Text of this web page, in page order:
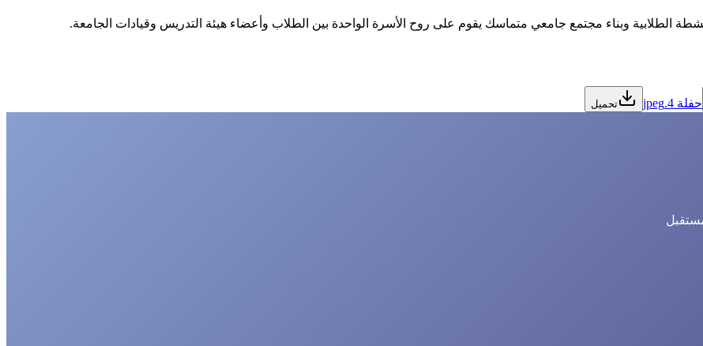
الطلابية وبناء مجتمع جامعي متماسك يقوم على روح الأسرة الواحدة بين الطلاب وأعضاء هيئة التدريس وقيادات الجامعة.
حفلة 4.jpeg تحميل